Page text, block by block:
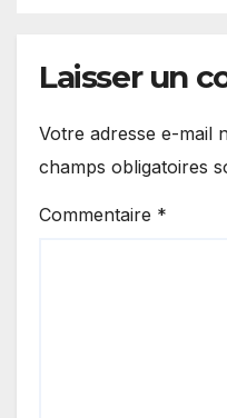
Laisser un
Votre adresse e-mail
champs obligatoires
Commentaire *